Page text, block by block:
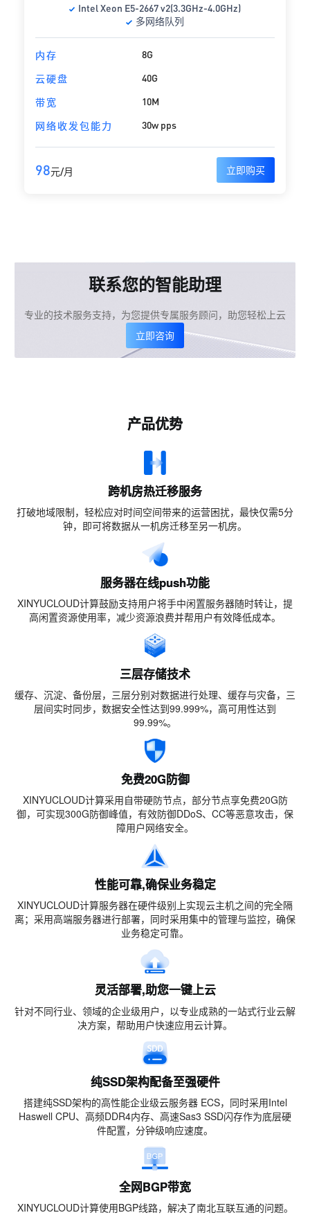
Intel Xeon E5-2667 v2(3.3GHz-4.0GHz)
多网络队列
内存
8G
云硬盘
40G
带宽
10M
网络收发包能力
30w pps
98元/月 立即购买
联系您的智能助理
专业的技术服务支持，为您提供专属服务顾问，助您轻松上云
立即咨询
产品优势
跨机房热迁移服务
打破地域限制，轻松应对时间空间带来的运营困扰，最快仅需5分
钟，即可将数据从一机房迁移至另一机房。
服务器在线push功能
XINYUCLOUD计算鼓励支持用户将手中闲置服务器随时转让，提
高闲置资源使用率，减少资源浪费并帮用户有效降低成本。
三层存储技术
缓存、沉淀、备份层，三层分别对数据进行处理、缓存与灾备，三
层间实时同步，数据安全性达到99.999%，高可用性达到
99.99%。
免费20G防御
XINYUCLOUD计算采用自带硬防节点，部分节点享免费20G防
御，可实现300G防御峰值，有效防御DDoS、CC等恶意攻击，保
障用户网络安全。
性能可靠,确保业务稳定
XINYUCLOUD计算服务器在硬件级别上实现云主机之间的完全隔
离；采用高端服务器进行部署，同时采用集中的管理与监控，确保
业务稳定可靠。
灵活部署,助您一键上云
针对不同行业、领域的企业级用户，以专业成熟的一站式行业云解
决方案，帮助用户快速应用云计算。
纯SSD架构配备至强硬件
搭建纯SSD架构的高性能企业级云服务器 ECS，同时采用Intel
Haswell CPU、高频DDR4内存、高速Sas3 SSD闪存作为底层硬
件配置，分钟级响应速度。
全网BGP带宽
XINYUCLOUD计算使用BGP线路，解决了南北互联互通的问题。